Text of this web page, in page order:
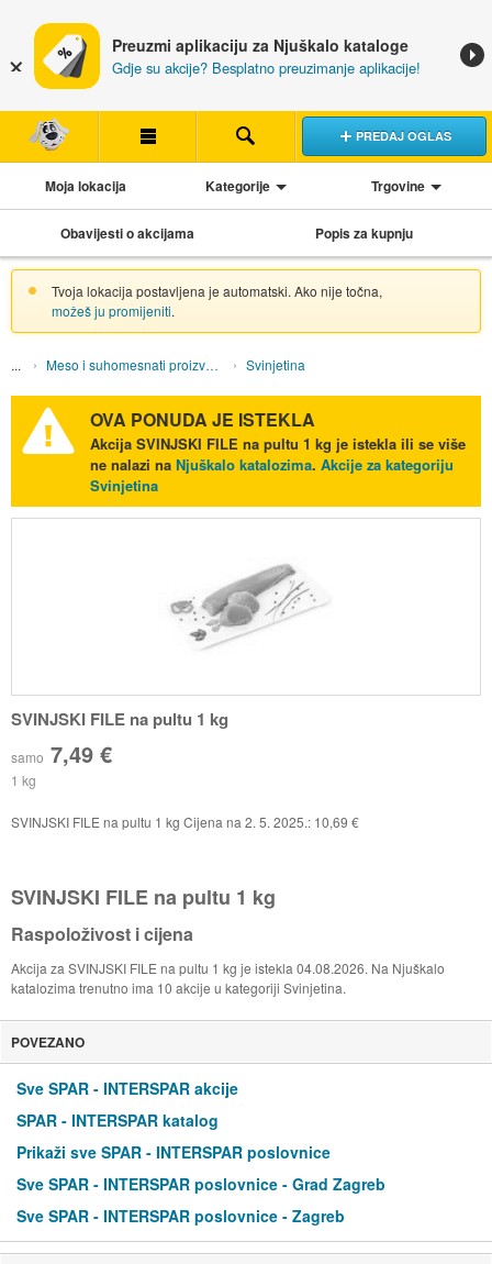
Preuzmi aplikaciju za Njuškalo kataloge
Gdje su akcije? Besplatno preuzimanje aplikacije!
PREDAJ OGLAS
Moja lokacija Kategorije Trgovine
Obavijesti o akcijama Popis za kupnju
Tvoja lokacija postavljena je automatski. Ako nije točna,
možeš ju promijeniti.
Meso i suhomesnati proizvodi Svinjetina
OVA PONUDA JE ISTEKLA
Akcija SVINJSKI FILE na pultu 1 kg je istekla ili se više
ne nalazi na Njuškalo katalozima. Akcije za kategoriju
Svinjetina
SVINJSKI FILE na pultu 1 kg
samo 7,49 €
1 kg
SVINJSKI FILE na pultu 1 kg Cijena na 2. 5. 2025.: 10,69 €
SVINJSKI FILE na pultu 1 kg
Raspoloživost i cijena
Akcija za SVINJSKI FILE na pultu 1 kg je istekla 04.08.2026. Na Njuškalo
katalozima trenutno ima 10 akcije u kategoriji Svinjetina.
POVEZANO
Sve SPAR - INTERSPAR akcije
SPAR - INTERSPAR katalog
Prikaži sve SPAR - INTERSPAR poslovnice
Sve SPAR - INTERSPAR poslovnice - Grad Zagreb
Sve SPAR - INTERSPAR poslovnice - Zagreb